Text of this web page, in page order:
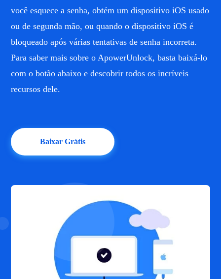
você esquece a senha, obtém um dispositivo iOS usado
ou de segunda mão, ou quando o dispositivo iOS é
bloqueado após várias tentativas de senha incorreta.
Para saber mais sobre o ApowerUnlock, basta baixá-lo
com o botão abaixo e descobrir todos os incríveis
recursos dele.
Baixar Grátis